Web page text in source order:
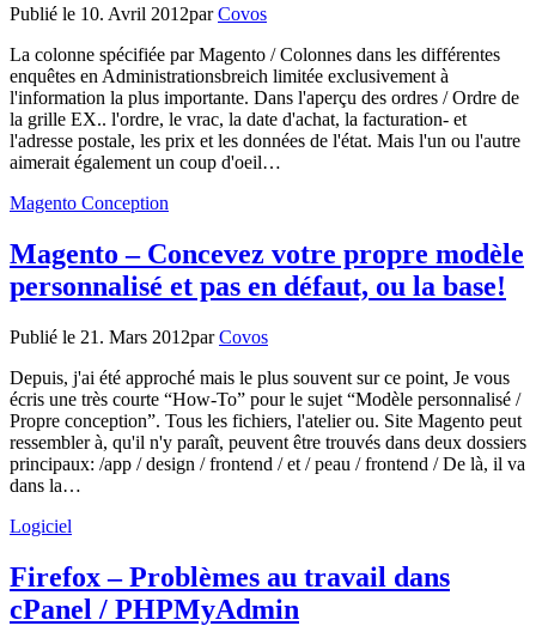
Publié le 10. Avril 2012parCovos
La colonne spécifiée par Magento / Colonnes dans les différentes
enquêtes en Administrationsbreich limitée exclusivement à
l'information la plus importante. Dans l'aperçu des ordres / Ordre de
la grille EX.. l'ordre, le vrac, la date d'achat, la facturation- et
l'adresse postale, les prix et les données de l'état. Mais l'un ou l'autre
aimerait également un coup d'oeil…
Magento Conception
Magento – Concevez votre propre modèle
personnalisé et pas en défaut, ou la base!
Publié le 21. Mars 2012parCovos
Depuis, j'ai été approché mais le plus souvent sur ce point, Je vous
écris une très courte “How-To” pour le sujet “Modèle personnalisé /
Propre conception”. Tous les fichiers, l'atelier ou. Site Magento peut
ressembler à, qu'il n'y paraît, peuvent être trouvés dans deux dossiers
principaux: /app / design / frontend / et / peau / frontend / De là, il va
dans la…
Logiciel
Firefox – Problèmes au travail dans
cPanel / PHPMyAdmin